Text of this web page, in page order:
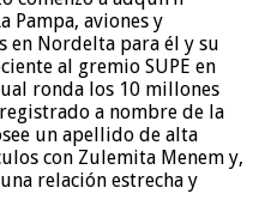
Pampa, aviones y
en Nordelta para él y su
al gremio SUPE en
ronda los 10 millones
a nombre de la
un apellido de alta
con Zulemita Menem y,
relación estrecha y